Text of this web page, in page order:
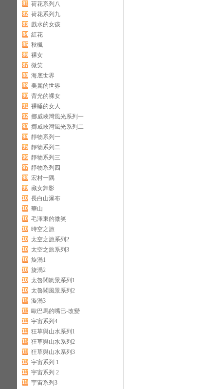
81 荷花系列八
82 荷花系列九
83 戲水的女孩
84 紅花
85 秋楓
86 裸女
87 微笑
88 海底世界
89 美麗的世界
90 背光的裸女
91 裸睡的女人
92 挪威峽灣風光系列一
93 挪威峽灣風光系列二
94 靜物系列一
95 靜物系列二
96 靜物系列三
97 靜物系列四
98 宏村一隅
99 藏女舞影
100 長白山瀑布
101 華山
102 毛澤東的微笑
103 時空之旅
104 太空之旅系列2
105 太空之旅系列3
106 旋渦1
107 旋渦2
108 太魯閣軓景系列1
109 太魯閣風景系列2
110 漩渦3
111 歐巴馬的嘴巴-改變
112 宇宙系列4
113 狂草與山水系列1
114 狂草與山水系列2
115 狂草與山水系列3
116 宇宙系列 1
117 宇宙系列 2
118 宇宙系列3